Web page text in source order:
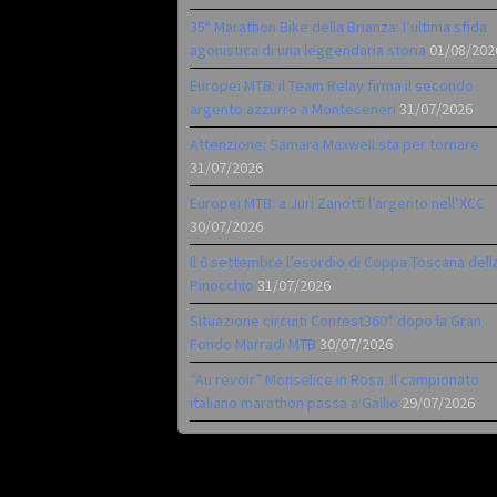
35ª Marathon Bike della Brianza: l’ultima sfida
agonistica di una leggendaria storia 01/08/
Europei MTB: il Team Relay firma il secondo
argento azzurro a Monteceneri 31/07/2026
Attenzione: Samara Maxwell sta per tornare
31/07/2026
Europei MTB: a Juri Zanotti l’argento nell’XCC
30/07/2026
Il 6 settembre l’esordio di Coppa Toscana
Pinocchio 31/07/2026
Situazione circuiti Contest360° dopo la Gran
Fondo Marradi MTB 30/07/2026
“Au revoir” Monselice in Rosa. Il campionato
italiano marathon passa a Gallio 29/07/2026